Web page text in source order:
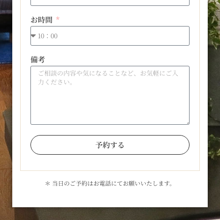
お時間
備考
予約する
＊ 当日のご予約はお電話にてお願いいたします。